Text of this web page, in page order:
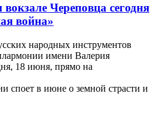
Череповца сегодня
война»
народных инструментов
имени Валерия
18 июня, прямо на